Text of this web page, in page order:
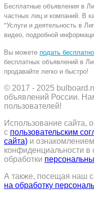
Бесплатные объявления в
частных лиц и компаний. В
"Услуги и деятельность в
видео, подробной
Вы можете подать
бесплатных объявлений в
продавайте легко и быстро!
© 2017 - 2025
объявлений России.
пользователей!
Использование сайта,
с пользовательским
сайта) и
конфиденциальности в
обработки
А также, посещая наш
на обработку